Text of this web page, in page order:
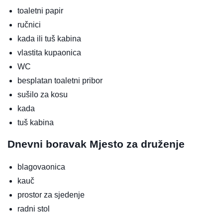
toaletni papir
ručnici
kada ili tuš kabina
vlastita kupaonica
WC
besplatan toaletni pribor
sušilo za kosu
kada
tuš kabina
Dnevni boravak Mjesto za druženje
blagovaonica
kauč
prostor za sjedenje
radni stol